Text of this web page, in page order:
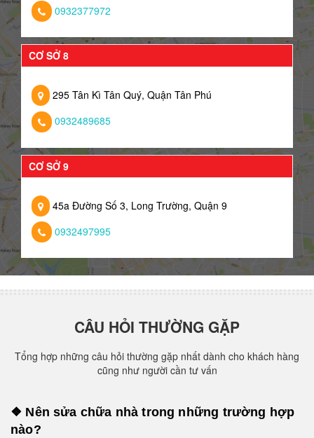
0932377972
CƠ SỞ 8
295 Tân Kì Tân Quý, Quận Tân Phú
0932489685
CƠ SỞ 9
45a Đường Số 3, Long Trường, Quận 9
0932497995
CÂU HỎI THƯỜNG GẶP
Tổng hợp những câu hỏi thường gặp nhất dành cho khách hàng
cũng như người cần tư vấn
❖ Nên sửa chữa nhà trong những trường hợp
nào?